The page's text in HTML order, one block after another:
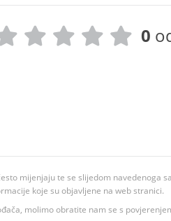
0
mijenjaju te se slijedom navedenoga
koje su objavljene na web stranici.
molimo obratite nam se s